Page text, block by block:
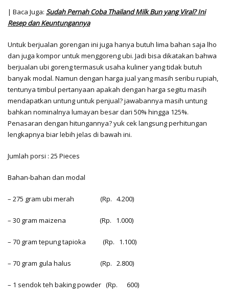
| Baca Juga: Sudah Pernah Coba Thailand Milk Bun yang Viral? Ini
Resep dan Keuntungannya
Untuk berjualan gorengan ini juga hanya butuh lima bahan saja lho
dan juga kompor untuk menggoreng ubi. Jadi bisa dikatakan bahwa
berjualan ubi goreng termasuk usaha kuliner yang tidak butuh
banyak modal. Namun dengan harga jual yang masih seribu rupiah,
tentunya timbul pertanyaan apakah dengan harga segitu masih
mendapatkan untung untuk penjual? jawabannya masih untung
bahkan nominalnya lumayan besar dari 50% hingga 125%.
Penasaran dengan hitungannya? yuk cek langsung perhitungan
lengkapnya biar lebih jelas di bawah ini.
Jumlah porsi : 25 Pieces
Bahan-bahan dan modal
– 275 gram ubi merah (Rp. 4.200)
– 30 gram maizena (Rp. 1.000)
– 70 gram tepung tapioka (Rp. 1.100)
– 70 gram gula halus (Rp. 2.800)
– 1 sendok teh baking powder (Rp. 600)